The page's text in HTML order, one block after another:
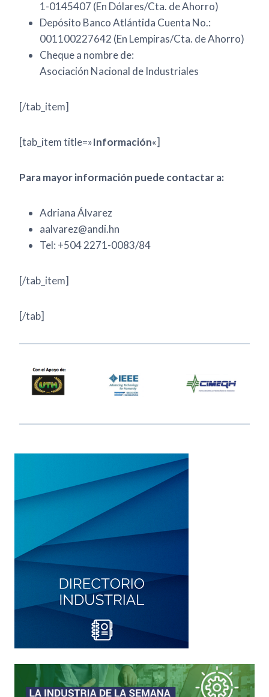
1-0145407 (En Dólares/Cta. de Ahorro)
Depósito Banco Atlántida Cuenta No.:
001100227642 (En Lempiras/Cta. de Ahorro)
Cheque a nombre de:
Asociación Nacional de Industriales
[/tab_item]
[tab_item title=»Información«]
Para mayor información puede contactar a:
Adriana Álvarez
aalvarez@andi.hn
Tel: +504 2271-0083/84
[/tab_item]
[/tab]